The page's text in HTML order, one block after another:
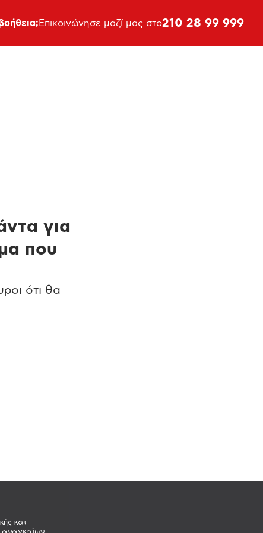
και
Επικοινώνησε μαζί μας στο210 28 99 999
για
που
ότι θα